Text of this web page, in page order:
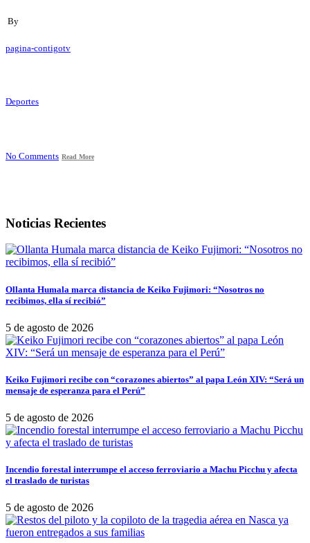
By
pagina-contigotv
Deportes
No Comments Read More
Noticias Recientes
Ollanta Humala marca distancia de Keiko Fujimori: “Nosotros no
recibimos, ella sí recibió”
5 de agosto de 2026
Keiko Fujimori recibe con “corazones abiertos” al papa León XIV: “Será un
mensaje de esperanza para el Perú”
5 de agosto de 2026
Incendio forestal interrumpe el acceso ferroviario a Machu Picchu y afecta
el traslado de turistas
5 de agosto de 2026